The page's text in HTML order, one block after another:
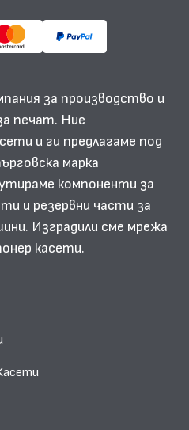
за производство и
печат. Ние
и ги предлагаме под
марка
компоненти за
и резервни части за
Изградили сме мрежа
касети.